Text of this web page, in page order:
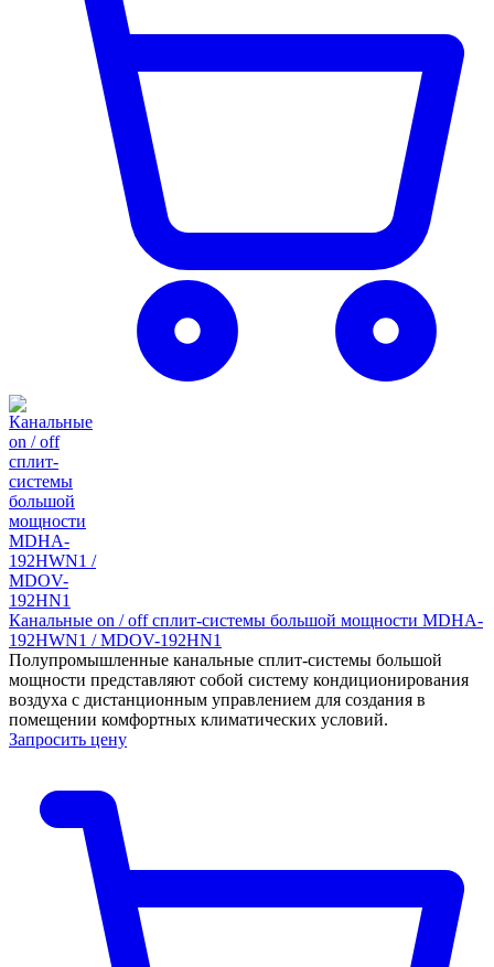
Канальные on / off сплит-системы большой мощности MDHA-
192HWN1 / MDOV-192HN1
Полупромышленные канальные сплит-системы большой
мощности представляют собой систему кондиционирования
воздуха с дистанционным управлением для создания в
помещении комфортных климатических условий.
Запросить цену